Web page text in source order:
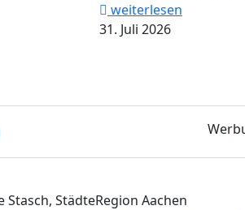
weiterlesen
31. Juli 2026
StädteRegion Aachen